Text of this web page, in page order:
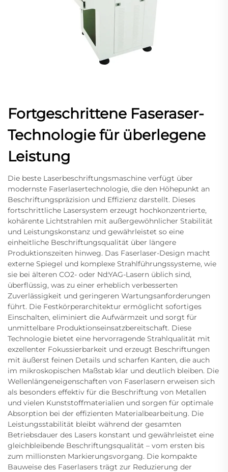
Fortgeschrittene Faseraser-
Technologie für überlegene
Leistung
Die beste Laserbeschriftungsmaschine verfügt über
modernste Faserlasertechnologie, die den Höhepunkt an
Beschriftungspräzision und Effizienz darstellt. Dieses
fortschrittliche Lasersystem erzeugt hochkonzentrierte,
kohärente Lichtstrahlen mit außergewöhnlicher Stabilität
und Leistungskonstanz und gewährleistet so eine
einheitliche Beschriftungsqualität über längere
Produktionszeiten hinweg. Das Faserlaser-Design macht
externe Spiegel und komplexe Strahlführungssysteme, wie
sie bei älteren CO2- oder Nd:YAG-Lasern üblich sind,
überflüssig, was zu einer erheblich verbesserten
Zuverlässigkeit und geringeren Wartungsanforderungen
führt. Die Festkörperarchitektur ermöglicht sofortiges
Einschalten, eliminiert die Aufwärmzeit und sorgt für
unmittelbare Produktionseinsatzbereitschaft. Diese
Technologie bietet eine hervorragende Strahlqualität mit
exzellenter Fokussierbarkeit und erzeugt Beschriftungen
mit äußerst feinen Details und scharfen Kanten, die auch
im mikroskopischen Maßstab klar und deutlich bleiben. Die
Wellenlängeneigenschaften von Faserlasern erweisen sich
als besonders effektiv für die Beschriftung von Metallen
und vielen Kunststoffmaterialien und sorgen für optimale
Absorption bei der effizienten Materialbearbeitung. Die
Leistungsstabilität bleibt während der gesamten
Betriebsdauer des Lasers konstant und gewährleistet eine
gleichbleibende Beschriftungsqualität – vom ersten bis
zum millionsten Markierungsvorgang. Die kompakte
Bauweise des Faserlasers trägt zur Reduzierung der